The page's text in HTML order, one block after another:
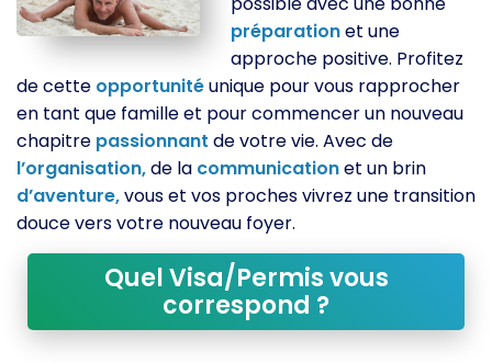
préparationet une
approche positive. Profitez
de cette opportunitéunique pour vous rapprocher
en tant que famille et pour commencer un nouveau
chapitre passionnant de votre vie. Avec de
l’organisation,de la communicationet un brin
d’aventure,vous et vos proches vivrez une transition
douce vers votre nouveau foyer.
Quel Visa/Permis vous
correspond ?